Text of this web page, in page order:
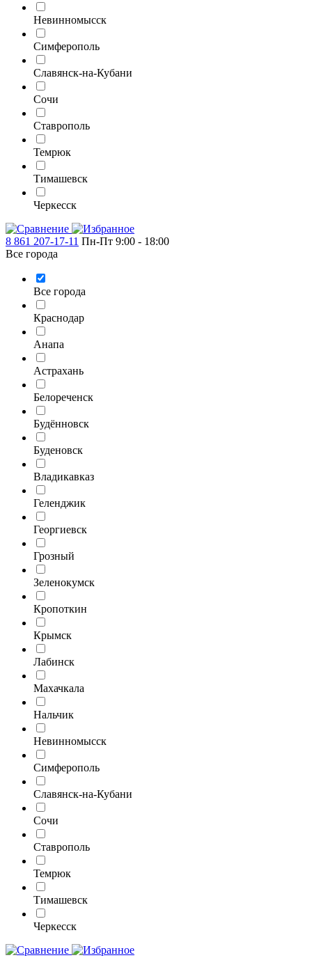
Невинномысск
Симферополь
Славянск-на-Кубани
Сочи
Ставрополь
Темрюк
Тимашевск
Черкесск
8 861 207-17-11 Пн-Пт 9:00 - 18:00
Все города
Все города
Краснодар
Анапа
Астрахань
Белореченск
Будённовск
Буденовск
Владикавказ
Геленджик
Георгиевск
Грозный
Зеленокумск
Кропоткин
Крымск
Лабинск
Махачкала
Нальчик
Невинномысск
Симферополь
Славянск-на-Кубани
Сочи
Ставрополь
Темрюк
Тимашевск
Черкесск